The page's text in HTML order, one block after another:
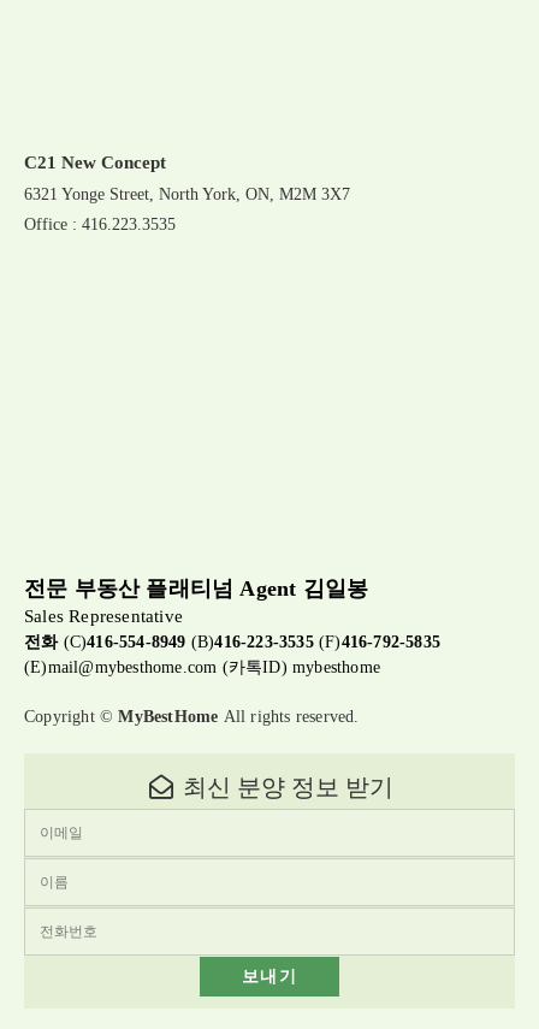
C21 New Concept
6321 Yonge Street, North York, ON, M2M 3X7
Office : 416.223.3535
전문 부동산 플래티넘 Agent 김일봉
Sales Representative
전화(C)416-554-8949 (B)416-223-3535(F)416-792-5835
(E)mail@mybesthome.com (카톡ID) mybesthome
Copyright ©MyBestHome All rights reserved.
최신 분양 정보 받기
보내기